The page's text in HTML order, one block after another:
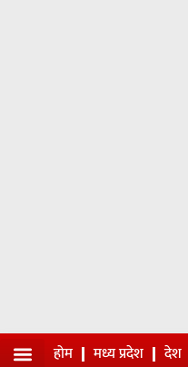
होम मध्य प्रदेश देश